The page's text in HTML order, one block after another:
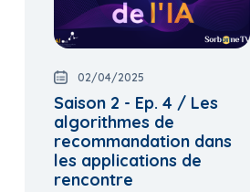
02/04/2025
Saison 2 - Ep. 4 / Les
algorithmes de
recommandation dans
les applications de
rencontre